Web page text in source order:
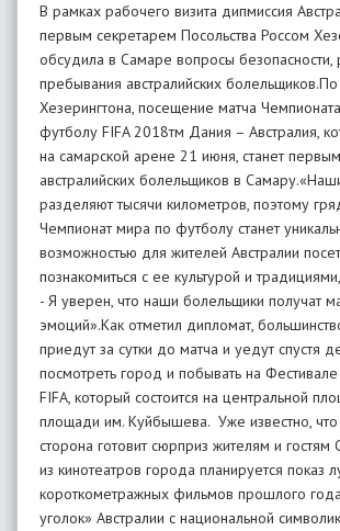
В рамках рабочего визита дипмиссия
первым секретарем Посольства Россом
обсудила в Самаре вопросы
пребывания австралийских
Хезерингтона, посещение матча
футболу FIFA 2018тм Дания – Австралия,
на самарской арене 21 июня, станет
австралийских болельщиков в
разделяют тысячи километров, поэтому
Чемпионат мира по футболу станет
возможностью для жителей Австралии
познакомиться с ее культурой и
- Я уверен, что наши болельщики получат
эмоций».Как отметил дипломат,
приедут за сутки до матча и уедут спустя
посмотреть город и побывать на
FIFA, который состоится на центральной
площади им. Куйбышева. Уже известно, что
сторона готовит сюрприз жителям и
из кинотеатров города планируется показ
короткометражных фильмов прошлого
уголок» Австралии с национальной